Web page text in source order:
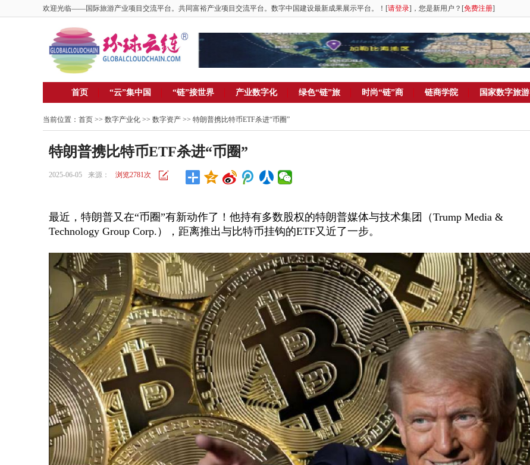
欢迎光临——国际旅游产业项目交流平台。共同富裕产业项目交流平台。数字中国建设最新成果展示平台。！[请登录]，您是新用户？[免费注册]
首页 “云”集中国 “链”接世界 产业数字化 绿色“链”旅 时尚“链”商 链商学院 国家数字旅游
当前位置： 首页 >> 数字产业化 >> 数字资产 >> 特朗普携比特币ETF杀进“币圈”
特朗普携比特币ETF杀进“币圈”
2025-06-05 来源： 浏览2781次
最近，特朗普又在“币圈”有新动作了！他持有多数股权的特朗普媒体与技术集团（Trump Media &
Technology Group Corp.），距离推出与比特币挂钩的ETF又近了一步。